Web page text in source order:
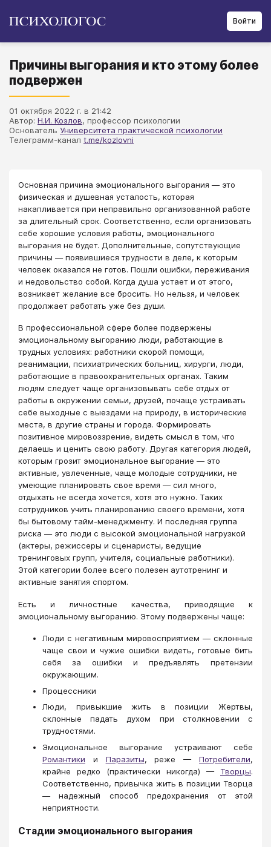
Войти
Причины выгорания и кто этому более
подвержен
01 октября 2022 г. в 21:42
Автор: Н.И. Козлов, профессор психологии
Основатель Университета практической психологии
Телеграмм-канал t.me/kozlovni
Основная причина эмоционального выгорания — это
физическая и душевная усталость, которая
накапливается при неправильно организованной работе
за длительный срок. Соответственно, если организовать
себе хорошие условия работы, эмоционального
выгорания не будет. Дополнительные, сопутствующие
причины — появившиеся трудности в деле, к которым
человек оказался не готов. Пошли ошибки, переживания
и недовольство собой. Когда душа устает и от этого,
возникает желание все бросить. Но нельзя, и человек
продолжает работать уже без души.
В профессиональной сфере более подвержены
эмоциональному выгоранию люди, работающие в
трудных условиях: работники скорой помощи,
реанимации, психиатрических больниц, хирурги, люди,
работающие в правоохранительных органах. Таким
людям следует чаще организовывать себе отдых от
работы в окружении семьи, друзей, почаще устраивать
себе выходные с выездами на природу, в исторические
места, в другие страны и города. Формировать
позитивное мировоззрение, видеть смысл в том, что
делаешь и ценить свою работу. Другая категория людей,
которым грозит эмоциональное выгорание — это
активные, увлеченные, чаще молодые сотрудники, не
умеющие планировать свое время — сил много,
отдыхать не всегда хочется, хотя это нужно. Таких
сотрудников учить планированию своего времени, хотя
бы бытовому тайм-менеджменту. И последняя группа
риска — это люди с высокой эмоциональной нагрузкой
(актеры, режиссеры и сценаристы, ведущие
тренинговых групп, учителя, социальные работники).
Этой категории более всего полезен аутотренинг и
активные занятия спортом.
Есть и личностные качества, приводящие к
эмоциональному выгоранию. Этому подвержены чаще:
Люди с негативным мировосприятием — склонные
чаще свои и чужие ошибки видеть, готовые бить
себя за ошибки и предъявлять претензии
окружающим.
Процессники
Люди, привыкшие жить в позиции Жертвы,
склонные падать духом при столкновении с
трудностями.
Эмоциональное выгорание устраивают себе
Романтики и Паразиты, реже —Потребители,
крайне редко (практически никогда) — Творцы.
Соответственно, привычка жить в позиции Творца
— надежный способ предохранения от этой
неприятности.
Стадии эмоционального выгорания